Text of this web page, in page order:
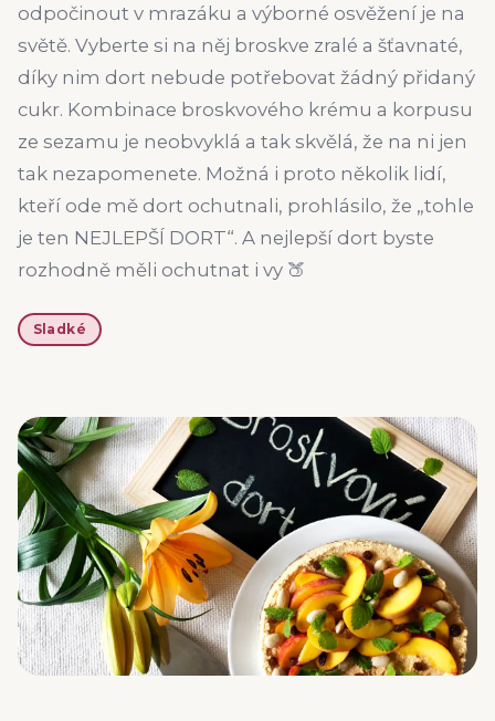
odpočinout v mrazáku a výborné osvěžení je na
světě. Vyberte si na něj broskve zralé a šťavnaté,
díky nim dort nebude potřebovat žádný přidaný
cukr. Kombinace broskvového krému a korpusu
ze sezamu je neobvyklá a tak skvělá, že na ni jen
tak nezapomenete. Možná i proto několik lidí,
kteří ode mě dort ochutnali, prohlásilo, že „tohle
je ten NEJLEPŠÍ DORT“. A nejlepší dort byste
rozhodně měli ochutnat i vy 🍑
Sladké